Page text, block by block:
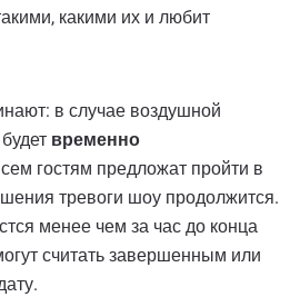
какими их и любит
в случае воздушной
временно
гостям предложат пройти в
тревоги шоу продолжится.
менее чем за час до конца
считать завершенным или